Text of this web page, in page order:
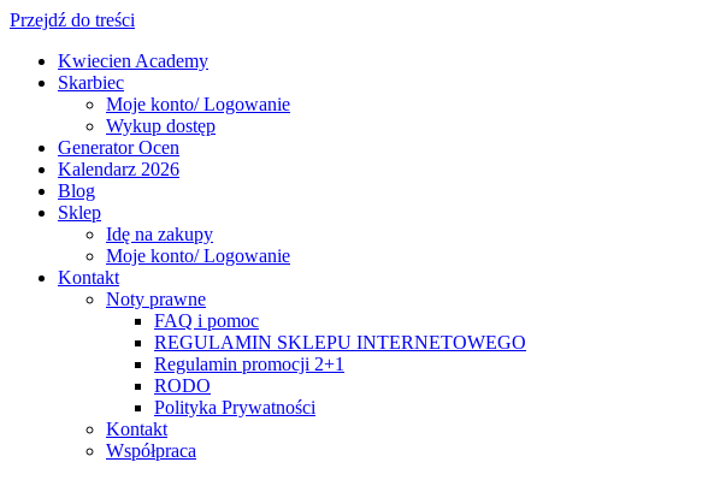
Przejdź do treści
Kwiecien Academy
Skarbiec
Moje konto/ Logowanie
Wykup dostęp
Generator Ocen
Kalendarz 2026
Blog
Sklep
Idę na zakupy
Moje konto/ Logowanie
Kontakt
Noty prawne
FAQ i pomoc
REGULAMIN SKLEPU INTERNETOWEGO
Regulamin promocji 2+1
RODO
Polityka Prywatności
Kontakt
Współpraca